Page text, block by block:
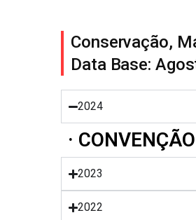
Conservação,
Data Base:
2024
·
2023
2022